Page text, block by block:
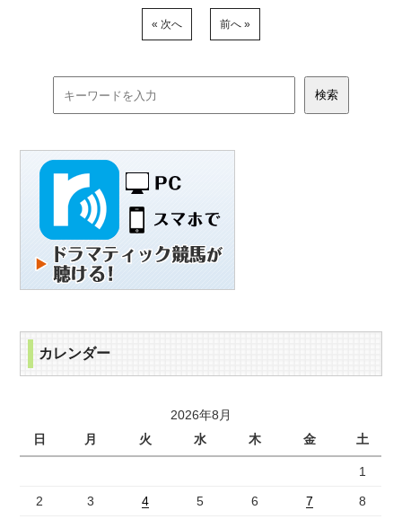
« 次へ 前へ »
カレンダー
2026年8月
日
月 火 水 木 金 土
1
2 3 4 5 6 7 8